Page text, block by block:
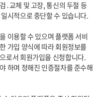
시적으로 중단할 수 있습니다.
가입 양식에 따라 회원정보를
로서 회원가입을 신청합니다.
하며 정해진 인증절차를 준수해